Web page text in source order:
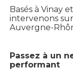
Basés à Vinay
intervenons
Auvergne-
Passez à un
performant